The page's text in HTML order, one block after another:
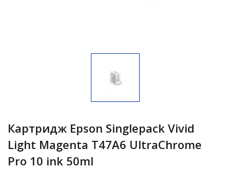
Картридж Epson Singlepack Vivid
Light Magenta T47A6 UltraChrome
Pro 10 ink 50ml